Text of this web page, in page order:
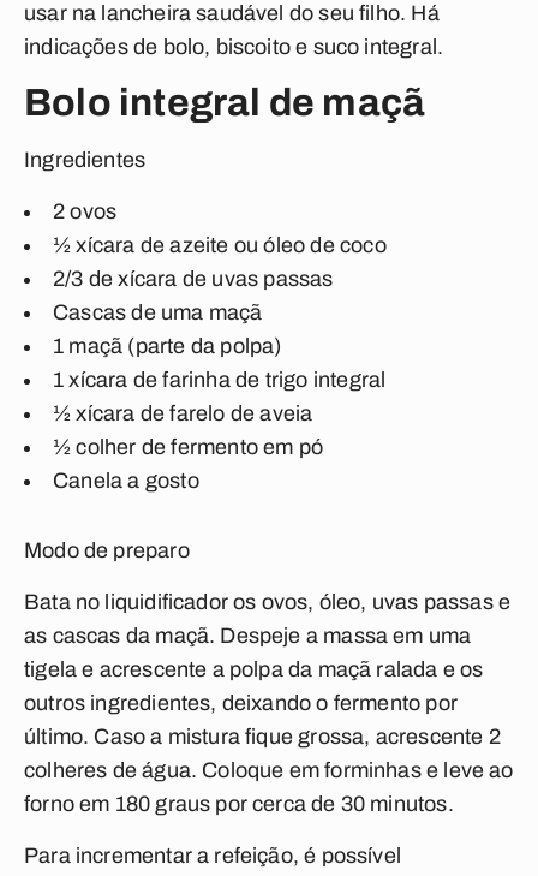
usar na lancheira saudável do seu filho. Há
indicações de bolo, biscoito e suco integral.
Bolo integral de maçã
Ingredientes
2 ovos
½ xícara de azeite ou óleo de coco
2/3 de xícara de uvas passas
Cascas de uma maçã
1 maçã (parte da polpa)
1 xícara de farinha de trigo integral
½ xícara de farelo de aveia
½ colher de fermento em pó
Canela a gosto
Modo de preparo
Bata no liquidificador os ovos, óleo, uvas passas e
as cascas da maçã. Despeje a massa em uma
tigela e acrescente a polpa da maçã ralada e os
outros ingredientes, deixando o fermento por
último. Caso a mistura fique grossa, acrescente 2
colheres de água. Coloque em forminhas e leve ao
forno em 180 graus por cerca de 30 minutos.
Para incrementar a refeição, é possível